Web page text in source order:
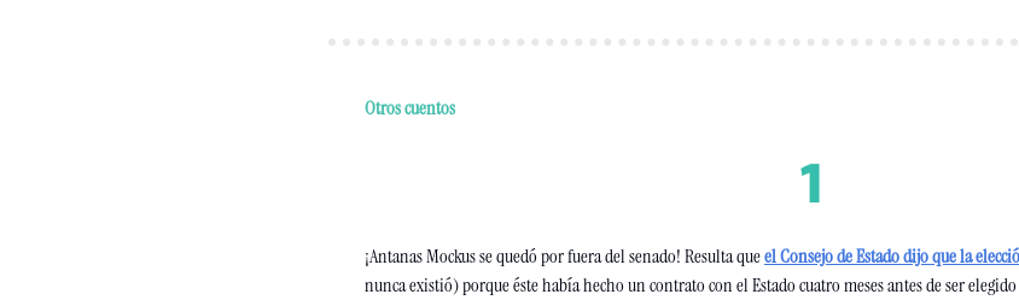
Otros cuentos
¡Antanas Mockus se quedó por fuera del senado! Resulta que el Consejo de Estado dijo que la
nunca existió) porque éste había hecho un contrato con el Estado cuatro meses antes de ser